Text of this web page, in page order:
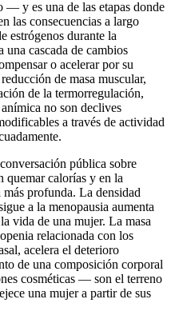
— y es una de las etapas donde
las consecuencias a largo
estrógenos durante la
una cascada de cambios
o acelerar por su
de masa muscular,
de la termorregulación,
no son declives
a través de actividad
pública sobre
quemar calorías y en la
profunda. La densidad
a la menopausia aumenta
vida de una mujer. La masa
relacionada con los
acelera el deterioro
de una composición corporal
cosméticas — son el terreno
una mujer a partir de sus